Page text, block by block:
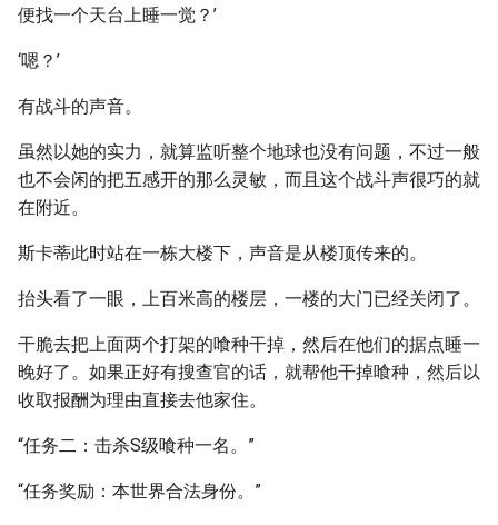
便找一个天台上睡一觉？’
‘嗯？’
有战斗的声音。
虽然以她的实力，就算监听整个地球也没有问题，不过一般
也不会闲的把五感开的那么灵敏，而且这个战斗声很巧的就
在附近。
斯卡蒂此时站在一栋大楼下，声音是从楼顶传来的。
抬头看了一眼，上百米高的楼层，一楼的大门已经关闭了。
干脆去把上面两个打架的喰种干掉，然后在他们的据点睡一
晚好了。如果正好有搜查官的话，就帮他干掉喰种，然后以
收取报酬为理由直接去他家住。
“任务二：击杀S级喰种一名。”
“任务奖励：本世界合法身份。”